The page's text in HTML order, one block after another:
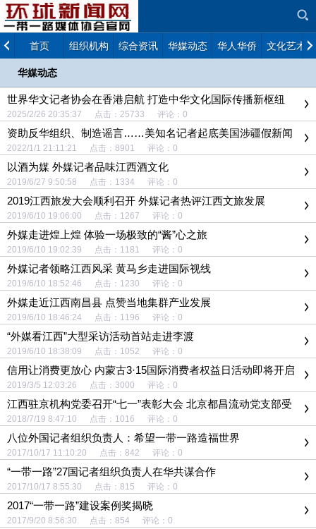
首页 组织机构 综合资讯 华媒动态 华人华侨 文化艺术
华媒动态
世界华文记者协会在香港启航 打造中华文化国际传播新枢纽
2025/2/26 20:35:37 点击：25733 评论：0
资助反华组织、制造谣言……美知名记者起底美国涉疆假新闻
炮制内幕
2022/1/1 21:11:21 点击：8901 评论：0
以酒为媒 外媒记者品味江西酒文化
2019/6/27 9:50:58 点击：1334 评论：0
2019江西旅发大会顺利召开 外媒记者热评江西文旅发展
2019/6/10 19:06:00 点击：1267 评论：0
外媒走进煌上煌 体验一场极致的“酱”心之旅
2019/6/10 19:02:39 点击：1181 评论：0
外媒记者领略江西风采 黄马乡走进国际视线
2019/6/10 18:52:46 点击：1230 评论：0
外媒走近江西南昌县 点赞当地集群产业发展
2019/6/10 18:46:24 点击：1196 评论：0
“外媒看江西”大型采访活动首站走进李渡
2019/6/10 18:38:09 点击：1052 评论：0
信用让消费更放心 内蒙古3·15国际消费者权益日活动即将开启
2019/3/5 12:03:26 点击：3000 评论：0
江西驻京机构党委召开“七一”表彰大会 北京都昌流动党支部受
表彰
2018/7/19 8:47:10 点击：1016 评论：0
八位外国记者组织负责人：希望一带一路造福世界
2017/10/17 11:10:20 点击：842 评论：0
“一带一路”27国记者组织负责人在华共谋合作
2017/10/17 8:55:30 点击：815 评论：0
2017“一带一路”建设案例奖揭晓
2017/9/20 8:56:30 点击：854 评论：0